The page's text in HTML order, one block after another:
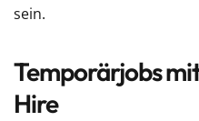
sein.
Temporärjobs
Hire